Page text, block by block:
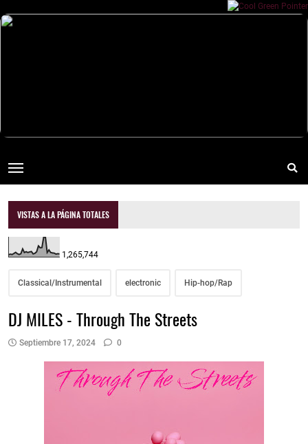
VISTAS A LA PÁGINA TOTALES
1,265,744
Classical/Instrumental electronic Hip-hop/Rap
DJ MILES - Through The Streets
Septiembre 17, 2024 0